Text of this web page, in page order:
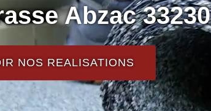
Abzac 33230
NOS REALISATIONS